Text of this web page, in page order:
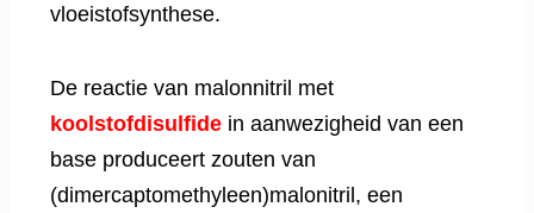
vloeistofsynthese.
De reactie van malonnitril met
koolstofdisulfide in aanwezigheid van een
base produceert zouten van
(dimercaptomethyleen)malonitril, een